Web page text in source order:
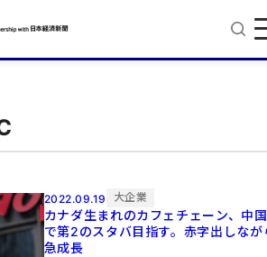
2022.09.19 大企業
カナダ生まれのカフェチェーン、中国
で第2のスタバ目指す。赤字出しなが
急成長